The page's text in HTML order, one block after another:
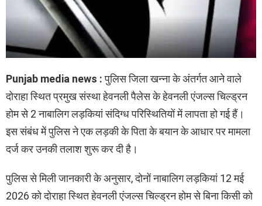
Punjab media news :पुलिस जिला खन्ना के अंतर्गत आने वाले
दोराहा स्थित प्रमुख संस्था हेवनली पैलेस के हेवनली एंजल्स चिल्ड्रन
होम से 2 नाबालिग लड़कियां संदिग्ध परिस्थितियों में लापता हो गई हैं।
इस संबंध में पुलिस ने एक लड़की के पिता के बयान के आधार पर मामला
दर्ज कर उनकी तलाश शुरू कर दी है।
पुलिस से मिली जानकारी के अनुसार, दोनों नाबालिग लड़कियां 12 मई
2026 को दोराहा स्थित हेवनली एंजल्स चिल्ड्रन होम से बिना किसी को